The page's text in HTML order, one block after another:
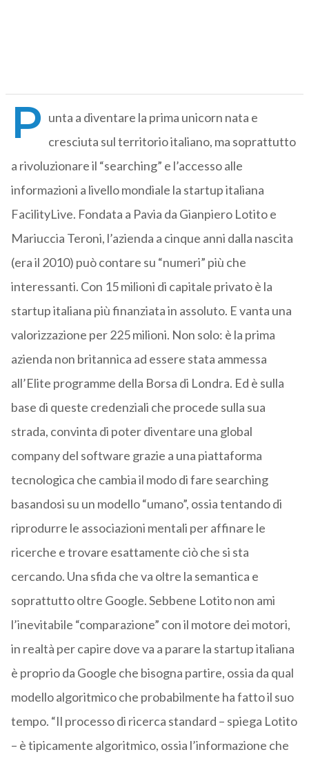
P unta a diventare la prima unicorn nata e
cresciuta sul territorio italiano, ma soprattutto
a rivoluzionare il “searching” e l’accesso alle
informazioni a livello mondiale la startup italiana
FacilityLive. Fondata a Pavia da Gianpiero Lotito e
Mariuccia Teroni, l’azienda a cinque anni dalla nascita
(era il 2010) può contare su “numeri” più che
interessanti. Con 15 milioni di capitale privato è la
startup italiana più finanziata in assoluto. E vanta una
valorizzazione per 225 milioni. Non solo: è la prima
azienda non britannica ad essere stata ammessa
all’Elite programme della Borsa di Londra. Ed è sulla
base di queste credenziali che procede sulla sua
strada, convinta di poter diventare una global
company del software grazie a una piattaforma
tecnologica che cambia il modo di fare searching
basandosi su un modello “umano”, ossia tentando di
riprodurre le associazioni mentali per affinare le
ricerche e trovare esattamente ciò che si sta
cercando. Una sfida che va oltre la semantica e
soprattutto oltre Google. Sebbene Lotito non ami
l’inevitabile “comparazione” con il motore dei motori,
in realtà per capire dove va a parare la startup italiana
è proprio da Google che bisogna partire, ossia da qual
modello algoritmico che probabilmente ha fatto il suo
tempo. “Il processo di ricerca standard – spiega Lotito
– è tipicamente algoritmico, ossia l’informazione che